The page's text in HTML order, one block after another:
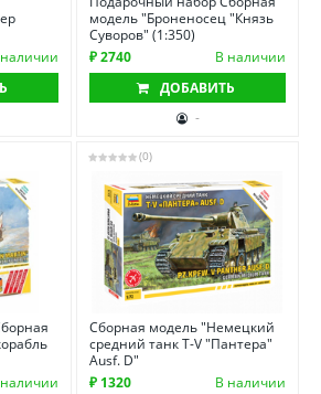
модель "Броненосец "Князь
Суворов" (1:350)
₽ 2740
В наличии
ДОБАВИТЬ
-
(0)
Сборная модель "Немецкий
средний танк T-V "Пантера"
Ausf. D"
₽ 1320
В наличии